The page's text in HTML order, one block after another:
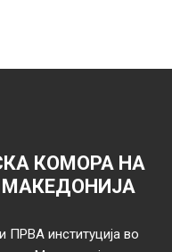
КОМОРА НА
МАКЕДОНИЈА
институција во